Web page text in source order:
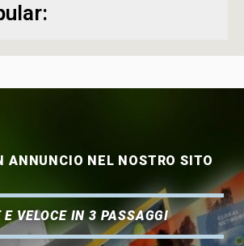
ANNUNCIO NEL NOSTRO SITO
E VELOCE IN 3 PASSAGGI